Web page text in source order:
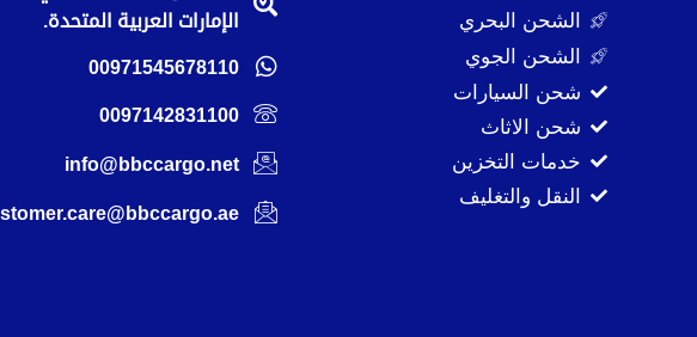
الشحن البحري
الشحن الجوي
شحن السيارات
شحن الاثاث
خدمات التخزين
النقل والتغليف
الإمارات العربية المتحدة.
00971545678110
0097142831100
info@bbccargo.net